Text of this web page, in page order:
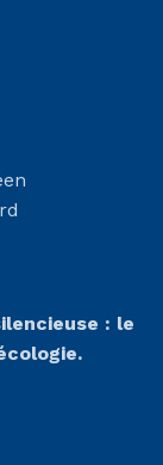
: le